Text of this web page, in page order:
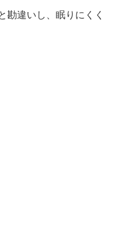
勘違いし、眠りにくく